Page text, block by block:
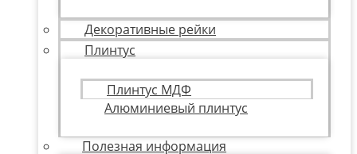
Декоративные рейки
Плинтус
Плинтус МДФ
Алюминиевый плинтус
Полезная информация